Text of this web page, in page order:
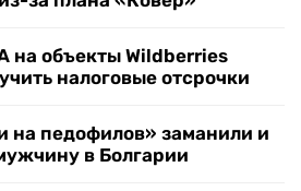
на объекты Wildberries
налоговые отсрочки
на педофилов» заманили и
в Болгарии